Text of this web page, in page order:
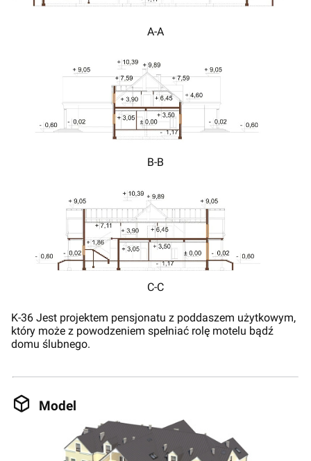
A-A
B-B
C-C
K-36 Jest projektem pensjonatu z poddaszem użytkowym,
który może z powodzeniem spełniać rolę motelu bądź
domu ślubnego.
Model